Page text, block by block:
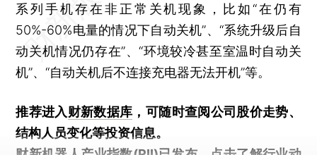
系列手机存在非正常关机现象，比如“在仍有
50%-60%电量的情况下自动关机”、“系统升级后自
动关机情况仍存在”、“环境较冷甚至室温时自动关
机”、“自动关机后不连接充电器无法开机”等。
推荐进入财新数据库 ，可随时查阅公司股价走势、
结构人员变化等投资信息。